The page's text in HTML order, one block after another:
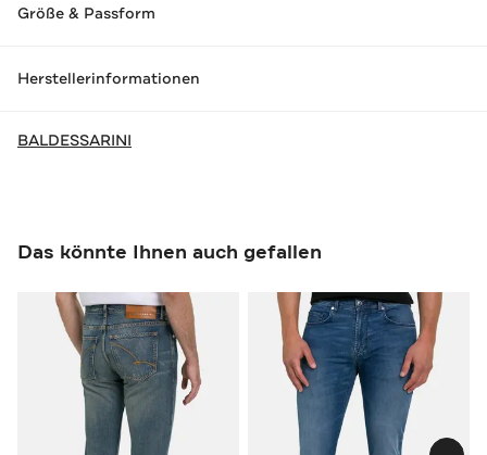
Größe & Passform
Herstellerinformationen
BALDESSARINI
Das könnte Ihnen auch gefallen